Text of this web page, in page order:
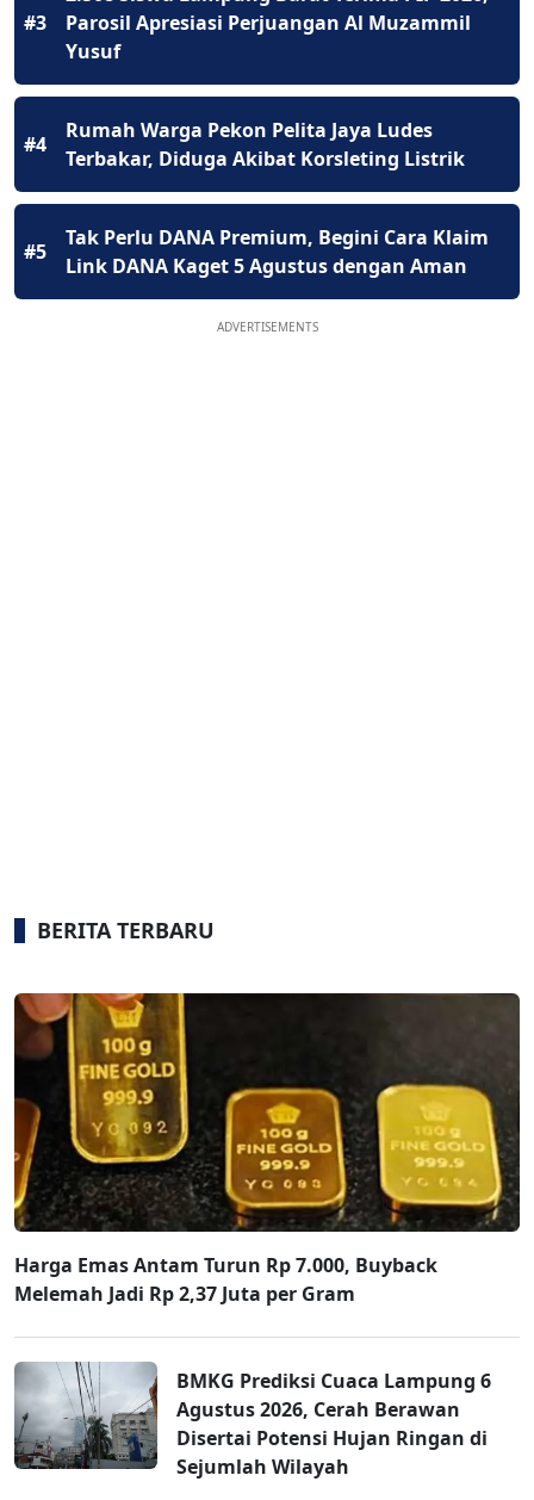
#3
Parosil Apresiasi Perjuangan Al Muzammil
Yusuf
#4
Rumah Warga Pekon Pelita Jaya Ludes
Terbakar, Diduga Akibat Korsleting Listrik
#5
Tak Perlu DANA Premium, Begini Cara Klaim
Link DANA Kaget 5 Agustus dengan Aman
ADVERTISEMENTS
BERITA TERBARU
Harga Emas Antam Turun Rp 7.000, Buyback
Melemah Jadi Rp 2,37 Juta per Gram
BMKG Prediksi Cuaca Lampung 6
Agustus 2026, Cerah Berawan
Disertai Potensi Hujan Ringan di
Sejumlah Wilayah